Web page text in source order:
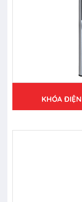
KHÓA